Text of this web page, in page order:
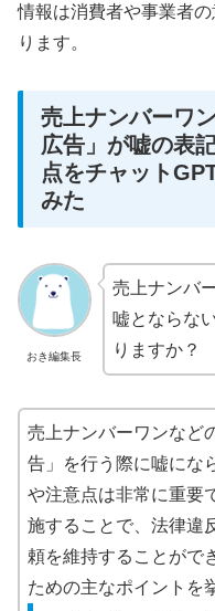
情報は消費者や事業者
ります。
売上ナンバーワ
広告」が嘘の表
点をチャット
みた
おき編集長
売上ナンバ
嘘とならな
りますか？
売上ナンバーワンなど
告」を行う際に嘘にな
や注意点は非常に重要
施することで、法律違
頼を維持することがで
ための主なポイントを